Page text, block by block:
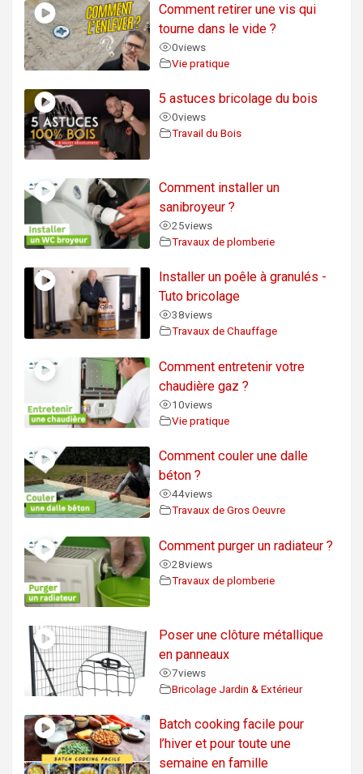
Comment retirer une vis qui
tourne dans le vide ?
0views
Vie pratique
5 astuces bricolage du bois
0views
Travail du Bois
Comment installer un
sanibroyeur ?
25views
Travaux de plomberie
Installer un poêle à granulés -
Tuto bricolage
38views
Travaux de Chauffage
Comment entretenir votre
chaudière gaz ?
10views
Vie pratique
Comment couler une dalle
béton ?
44views
Travaux de Gros Oeuvre
Comment purger un radiateur ?
28views
Travaux de plomberie
Poser une clôture métallique
en panneaux
7views
Bricolage Jardin & Extérieur
Batch cooking facile pour
l’hiver et pour toute une
semaine en famille